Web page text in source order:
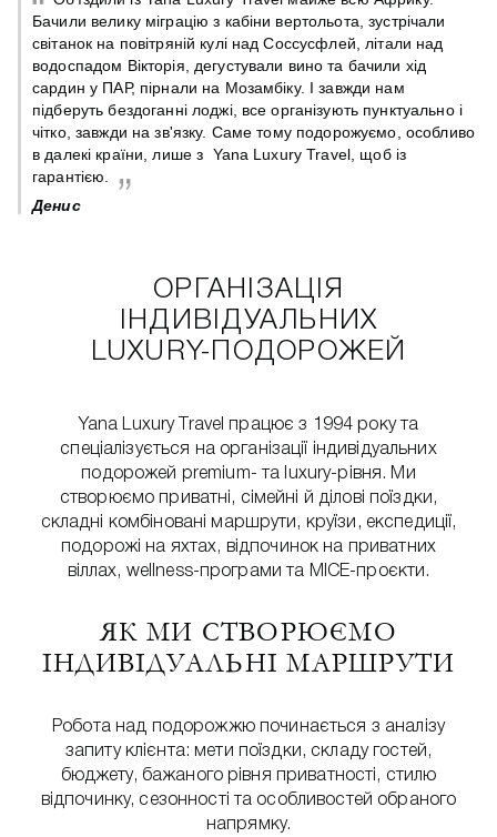
Бачили велику міграцію з кабіни вертольота, зустрічали
світанок на повітряній кулі над Соссусфлей, літали над
водоспадом Вікторія, дегустували вино та бачили хід
сардин у ПАР, пірнали на Мозамбіку. І завжди нам
підберуть бездоганні лоджі, все організують пунктуально і
чітко, завжди на зв'язку. Саме тому подорожуємо, особливо
в далекі країни, лише з Yana Luxury Travel, щоб із
гарантією.
Денис
ОРГАНІЗАЦІЯ
ІНДИВІДУАЛЬНИХ
LUXURY-ПОДОРОЖЕЙ
Yana Luxury Travel працює з 1994 року та
спеціалізується на організації індивідуальних
подорожей premium- та luxury-рівня. Ми
створюємо приватні, сімейні й ділові поїздки,
складні комбіновані маршрути, круїзи, експедиції,
подорожі на яхтах, відпочинок на приватних
віллах, wellness-програми та MICE-проєкти.
ЯК МИ СТВОРЮЄМО
ІНДИВІДУАЛЬНІ МАРШРУТИ
Робота над подорожжю починається з аналізу
запиту клієнта: мети поїздки, складу гостей,
бюджету, бажаного рівня приватності, стилю
відпочинку, сезонності та особливостей обраного
напрямку.